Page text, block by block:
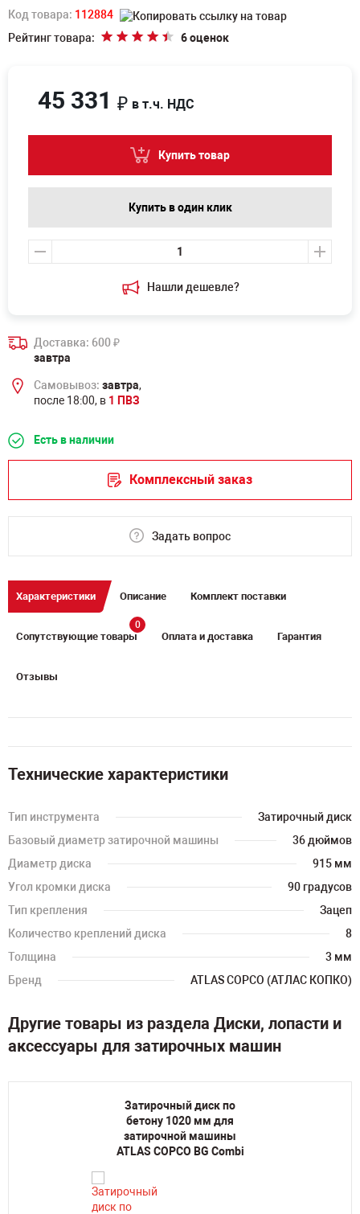
Код товара: 112884
Рейтинг товара:
6 оценок
Нашли дешевле?
45 331 ₽ в т.ч. НДС
Купить товар
Купить в один клик
Доставка: 600₽
завтра
Самовывоз: завтра,
после 18:00, в 1 ПВЗ
Есть в наличии
Комплексный заказ
Задать вопрос
Характеристики Описание Комплект поставки
Сопутствующие товары
0
Оплата и доставка Гарантия
Отзывы
Технические характеристики
Тип инструмента
Затирочный диск
Базовый диаметр затирочной машины
36 дюймов
Диаметр диска
915 мм
Угол кромки диска
90 градусов
Тип крепления
Зацеп
Количество креплений диска
8
Толщина
3 мм
Бренд
ATLAS COPCO (АТЛАС КОПКО)
Другие товары из раздела Диски, лопасти и
аксессуары для затирочных машин
Затирочный диск по
бетону 1020 мм для
затирочной машины
ATLAS COPCO BG Combi